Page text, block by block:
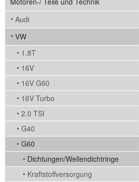
Audi
VW
1.8T
16V
16V G60
16V Turbo
2.0 TSI
G40
G60
Dichtungen/Wellendichtringe
Kraftstoffversorgung